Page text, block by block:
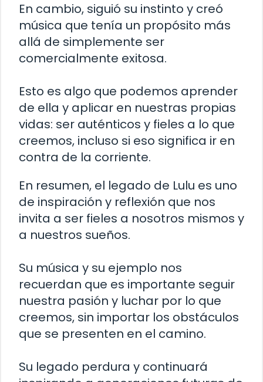
En cambio, siguió su instinto y creó
música que tenía un propósito más
allá de simplemente ser
comercialmente exitosa.
Esto es algo que podemos aprender
de ella y aplicar en nuestras propias
vidas: ser auténticos y fieles a lo que
creemos, incluso si eso significa ir en
contra de la corriente.
En resumen, el legado de Lulu es uno
de inspiración y reflexión que nos
invita a ser fieles a nosotros mismos y
a nuestros sueños.
Su música y su ejemplo nos
recuerdan que es importante seguir
nuestra pasión y luchar por lo que
creemos, sin importar los obstáculos
que se presenten en el camino.
Su legado perdura y continuará